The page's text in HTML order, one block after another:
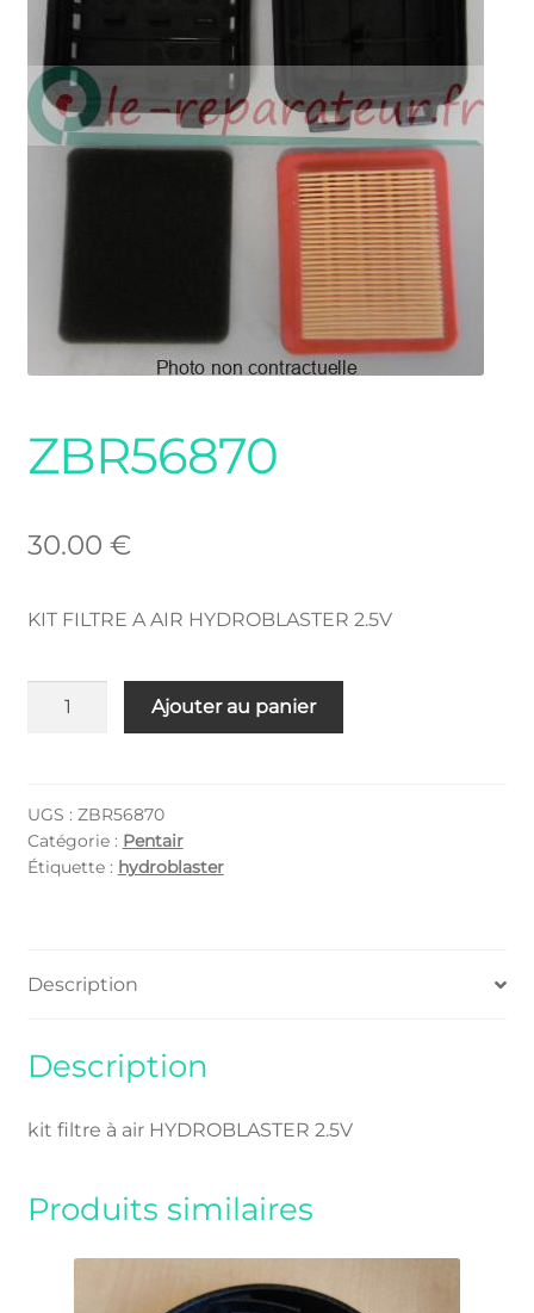
ZBR56870
30.00 €
KIT FILTRE A AIR HYDROBLASTER 2.5V
quantité
Ajouter au panier
UGS : ZBR56870
Catégorie : Pentair
Étiquette : hydroblaster
Description
Description
kit filtre à air HYDROBLASTER 2.5V
Produits similaires